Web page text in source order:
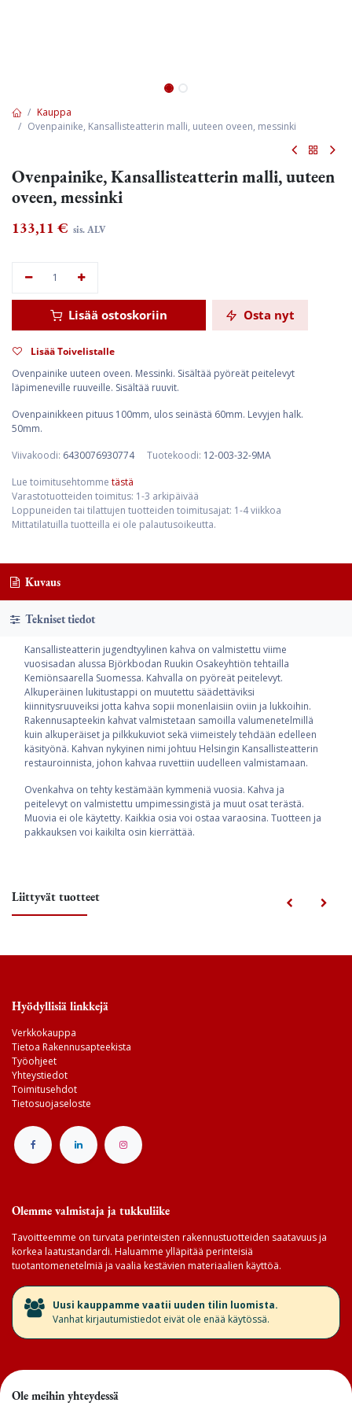
Kauppa
Ovenpainike, Kansallisteatterin malli, uuteen oveen, messinki
Ovenpainike, Kansallisteatterin malli, uuteen
oveen, messinki
133,11 € sis. ALV
Lisää ostoskoriin Osta nyt
Lisää Toivelistalle
Ovenpainike uuteen oveen. Messinki. Sisältää pyöreät peitelevyt
läpimeneville ruuveille. Sisältää ruuvit.
Ovenpainikkeen pituus 100mm, ulos seinästä 60mm. Levyjen halk.
50mm.
Viivakoodi: 6430076930774 Tuotekoodi: 12-003-32-9MA
Lue toimitusehtomme tästä
Varastotuotteiden toimitus: 1-3 arkipäivää
Loppuneiden tai tilattujen tuotteiden toimitusajat: 1-4 viikkoa
Mittatilatuilla tuotteilla ei ole palautusoikeutta.
Kuvaus
Tekniset tiedot
Kansallisteatterin jugendtyylinen kahva on valmistettu viime
vuosisadan alussa Björkbodan Ruukin Osakeyhtiön tehtailla
Kemiönsaarella Suomessa. Kahvalla on pyöreät peitelevyt.
Alkuperäinen lukitustappi on muutettu säädettäviksi
kiinnitysruuveiksi jotta kahva sopii monenlaisiin oviin ja lukkoihin.
Rakennusapteekin kahvat valmistetaan samoilla valumenetelmillä
kuin alkuperäiset ja pilkkukuviot sekä viimeistely tehdään edelleen
käsityönä. Kahvan nykyinen nimi johtuu Helsingin Kansallisteatterin
restauroinnista, johon kahvaa ruvettiin uudelleen valmistamaan.
Ovenkahva on tehty kestämään kymmeniä vuosia. Kahva ja
peitelevyt on valmistettu umpimessingistä ja muut osat terästä.
Muovia ei ole käytetty. Kaikkia osia voi ostaa varaosina. Tuotteen ja
pakkauksen voi kaikilta osin kierrättää.
Liittyvät tuotteet
Hyödyllisiä linkkejä
Verkkokauppa
Tietoa Rakennusapteekista
Työohjeet
Yhteystiedot
Toimitusehdot
Tietosuojaseloste
Olemme valmistaja ja tukkuliike
Tavoitteemme on turvata perinteisten rakennustuotteiden saatavuus ja
korkea laatustandardi. Haluamme ylläpitää perinteisiä
tuotantomenetelmiä ja vaalia kestävien materiaalien käyttöä.
​Uusi kauppamme vaatii uuden tilin luomista.
Vanhat kirjautumistiedot eivät ole enää käytössä.
Ole meihin yhteydessä